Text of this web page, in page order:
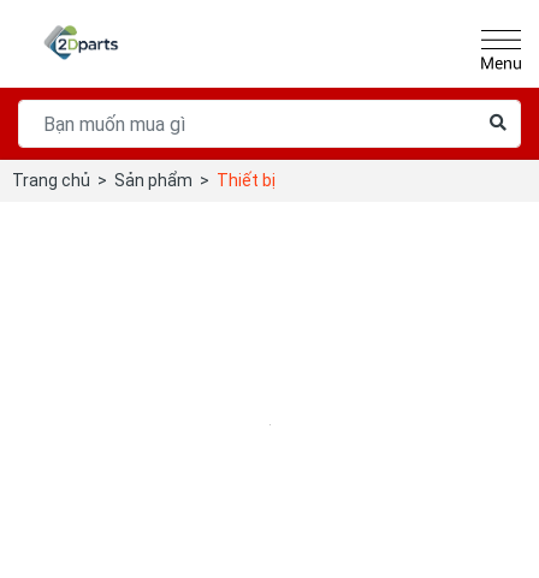
Trang chủ > Sản phẩm > Thiết bị